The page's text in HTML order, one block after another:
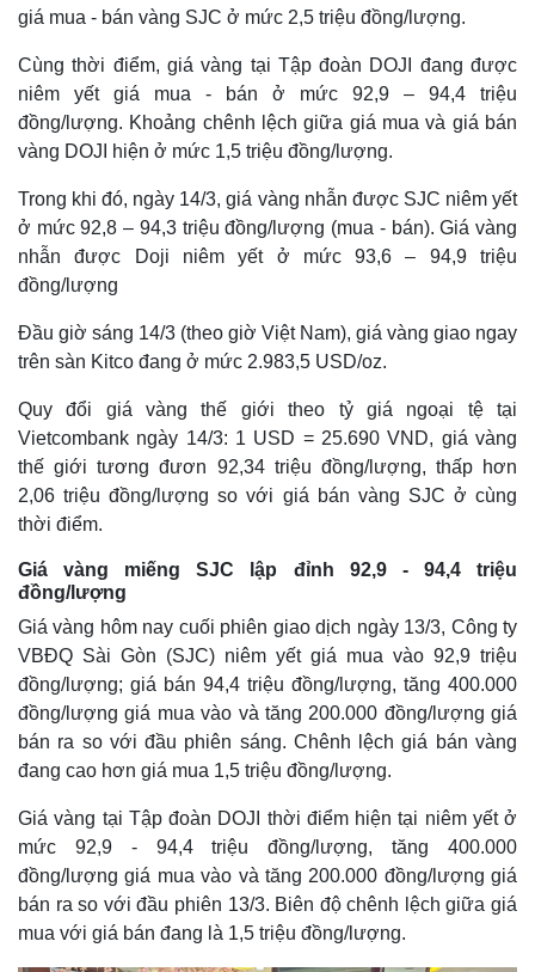
Thế giới
Quan sát
Cuộc sống đó đây
Hồ sơ
Multimedia
Video
Ảnh
E-Magazine
giá mua - bán vàng SJC ở mức 2,5 triệu đồng/lượng.
Cùng thời điểm, giá vàng tại Tập đoàn DOJI đang được
niêm yết giá mua - bán ở mức 92,9 – 94,4 triệu
đồng/lượng. Khoảng chênh lệch giữa giá mua và giá bán
vàng DOJI hiện ở mức 1,5 triệu đồng/lượng.
Trong khi đó, ngày 14/3, giá vàng nhẫn được SJC niêm yết
ở mức 92,8 – 94,3 triệu đồng/lượng (mua - bán). Giá vàng
nhẫn được Doji niêm yết ở mức 93,6 – 94,9 triệu
đồng/lượng
Đầu giờ sáng 14/3 (theo giờ Việt Nam), giá vàng giao ngay
trên sàn Kitco đang ở mức 2.983,5 USD/oz.
Quy đổi giá vàng thế giới theo tỷ giá ngoại tệ tại
Vietcombank ngày 14/3: 1 USD = 25.690 VND, giá vàng
thế giới tương đươn 92,34 triệu đồng/lượng, thấp hơn
2,06 triệu đồng/lượng so với giá bán vàng SJC ở cùng
thời điểm.
Giá vàng miếng SJC lập đỉnh 92,9 - 94,4 triệu
đồng/lượng
Giá vàng hôm nay cuối phiên giao dịch ngày 13/3, Công ty
VBĐQ Sài Gòn (SJC) niêm yết giá mua vào 92,9 triệu
đồng/lượng; giá bán 94,4 triệu đồng/lượng, tăng 400.000
đồng/lượng giá mua vào và tăng 200.000 đồng/lượng giá
bán ra so với đầu phiên sáng. Chênh lệch giá bán vàng
đang cao hơn giá mua 1,5 triệu đồng/lượng.
Giá vàng tại Tập đoàn DOJI thời điểm hiện tại niêm yết ở
mức 92,9 - 94,4 triệu đồng/lượng, tăng 400.000
đồng/lượng giá mua vào và tăng 200.000 đồng/lượng giá
bán ra so với đầu phiên 13/3. Biên độ chênh lệch giữa giá
mua với giá bán đang là 1,5 triệu đồng/lượng.